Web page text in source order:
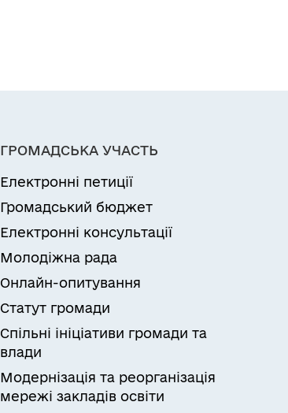
ГРОМАДСЬКА УЧАСТЬ
Електронні петиції
Громадський бюджет
Електронні консультації
Молодіжна рада
Онлайн-опитування
Статут громади
Спільні ініціативи громади та
влади
Модернізація та реорганізація
мережі закладів освіти